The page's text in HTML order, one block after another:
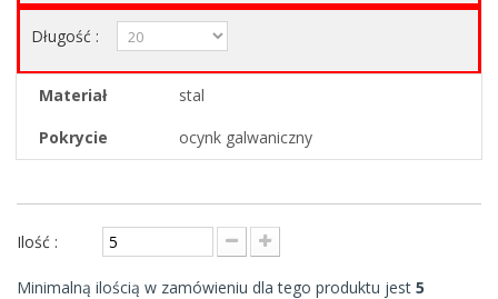
Długość :
Materiał
stal
Pokrycie
ocynk galwaniczny
Ilość :
Minimalną ilością w zamówieniu dla tego produktu jest 5